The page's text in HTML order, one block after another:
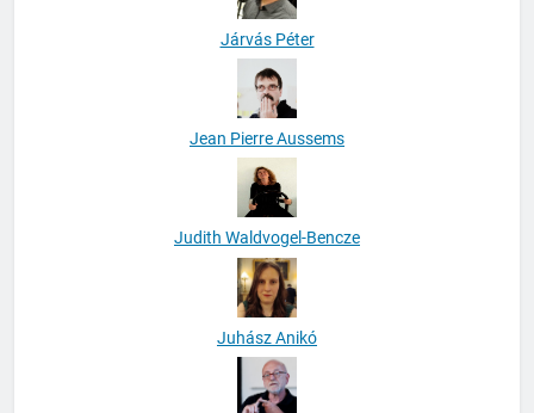
Járvás Péter
Jean Pierre Aussems
Judith Waldvogel-Bencze
Juhász Anikó